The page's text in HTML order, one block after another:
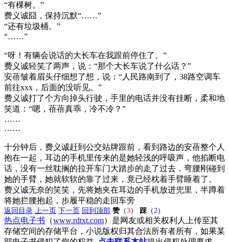
“有棵树。”
费义诚囧，保持沉默“……”
“还有垃圾桶。”
“……”
“呀！有辆会说话的大长车在我跟前停住了。”
费义诚轻笑了两声，说：“那个大长车说了什么话？”
安蓓皱着眉头仔细想了想，说：“人民路南到了，38路空调车
前往xxx，后面的没听见。”
费义诚打了个方向掉头行驶，手里的电话并没有挂断，柔和地
笑道：“嗯，蓓蓓真乖，冷不冷？”
……
……
十分钟后，费义诚赶到公交站牌跟前，看到路边的安蓓整个人
抱在一起，耳边的手机里传来的是她轻浅的呼吸声，他掐断电
话，没有一丝耽搁的拉开车门大踏步的走了过去，弯腰刚碰到
她的手臂，她就软软的靠了过来，竟已经枕着手臂睡着了。
费义诚无奈的笑笑，先将她夹在耳边的手机放进兜里，半蹲着
将她拦腰抱起，步履平稳的走回车旁
返回目录 上一页 下一页 回到顶部 赞 （3） 踩（2）
热点电子书 （www.rdtxt.com）是网友或相关权利人上传至其
存储空间的存储平台，小说版权归其合法所有者所有，如果某